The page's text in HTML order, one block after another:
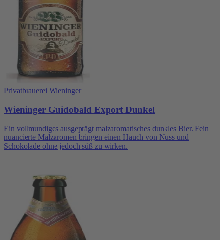
Privatbrauerei Wieninger
Wieninger Guidobald Export Dunkel
Ein vollmundiges ausgeprägt malzaromatisches dunkles Bier. Fein
nuancierte Malzaromen bringen einen Hauch von Nuss und
Schokolade ohne jedoch süß zu wirken.